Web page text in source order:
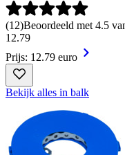
(12)Beoordeeld met 4.5
12.79
Prijs: 12.79 euro
Bekijk alles in balk